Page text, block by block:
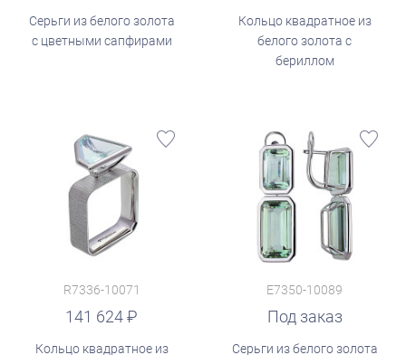
Серьги из белого золота
с цветными сапфирами
Кольцо квадратное из
белого золота с
бериллом
R7336-10071
141 624
Кольцо квадратное из
E7350-10089
Под заказ
Серьги из белого золота